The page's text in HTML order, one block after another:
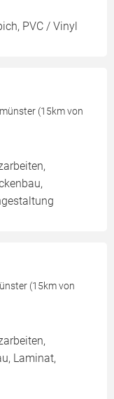
PVC / Vinyl
(15km von
(15km von
Laminat,